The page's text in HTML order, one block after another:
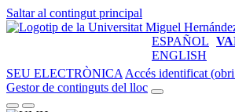
Saltar al contingut principal
ESPAÑOL
ENGLISH
SEU ELECTRÒNICA Accés identificat
Gestor de continguts del lloc